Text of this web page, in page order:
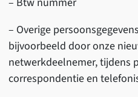
– Overige
bijvoorbeeld door onze
netwerkdeelnemer, tijdens
correspondentie en